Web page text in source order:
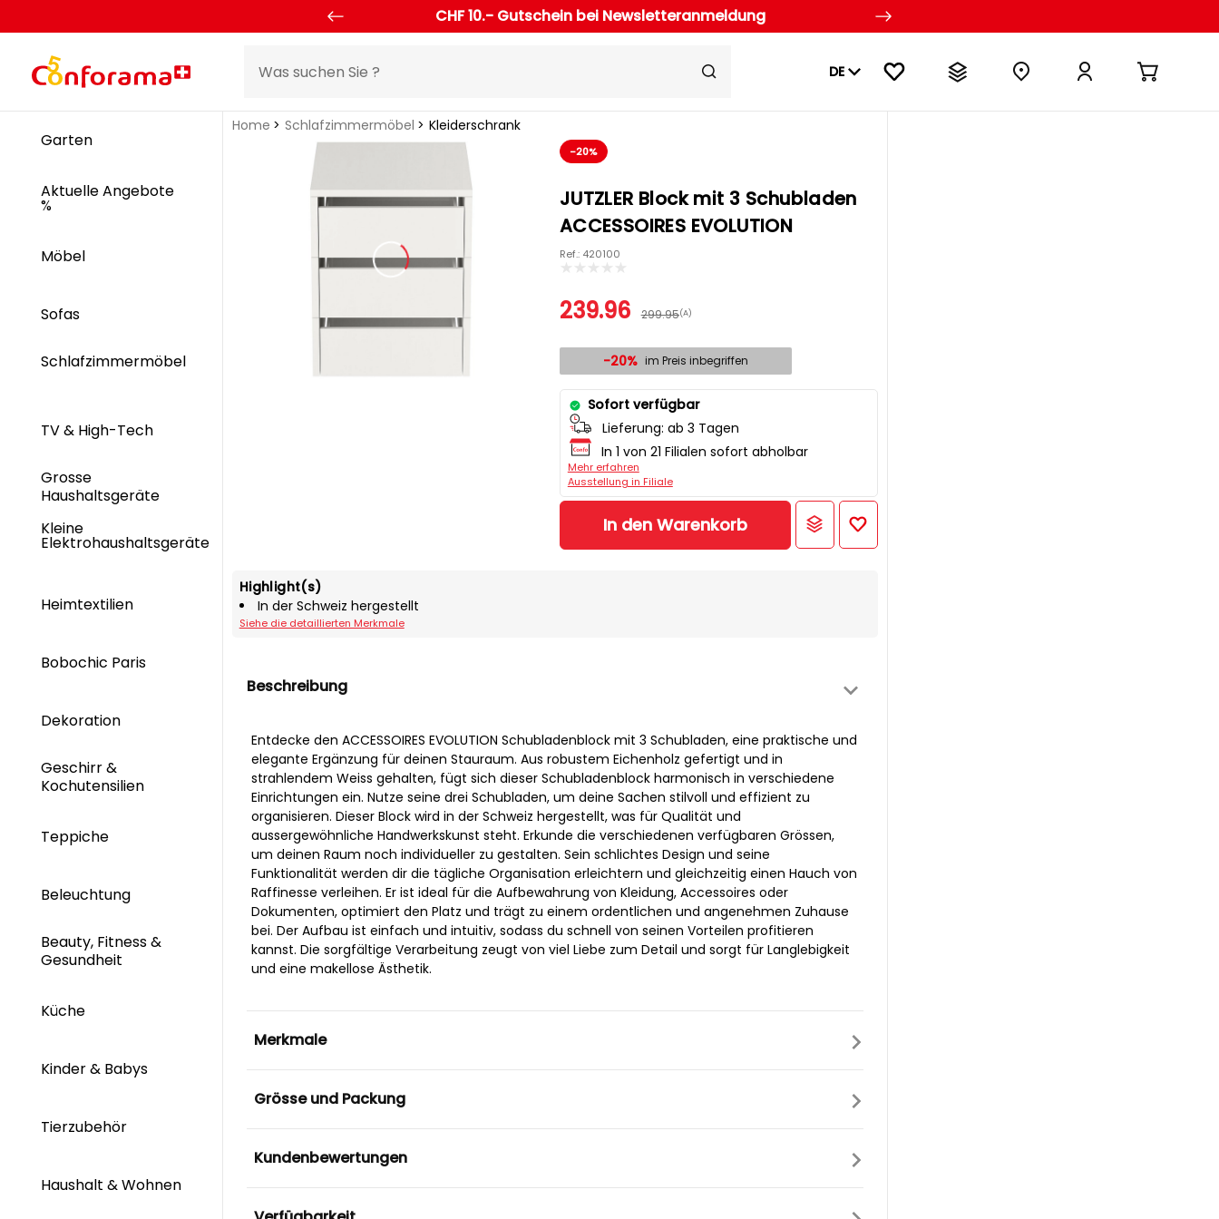
CHF 10.- Gutschein bei Newsletteranmeldung
DE
Garten
Aktuelle Angebote
%
Möbel
Sofas
Schlafzimmermöbel
TV & High-Tech
Grosse
Haushaltsgeräte
Kleine
Elektrohaushaltsgeräte
Heimtextilien
Bobochic Paris
Dekoration
Geschirr &
Kochutensilien
Teppiche
Beleuchtung
Beauty, Fitness &
Gesundheit
Küche
Kinder & Babys
Tierzubehör
Haushalt & Wohnen
Home Schlafzimmermöbel Kleiderschrank
-20%
JUTZLER Block mit 3 Schubladen
ACCESSOIRES EVOLUTION
Ref.: 420100
239.96 299.95(A)
-20% im Preis inbegriffen
Sofort verfügbar
Lieferung: ab 3 Tagen
In 1 von 21 Filialen sofort abholbar
Mehr erfahren
Ausstellung in Filiale
In den Warenkorb
Highlight(s)
In der Schweiz hergestellt
Siehe die detaillierten Merkmale
Beschreibung
Entdecke den ACCESSOIRES EVOLUTION Schubladenblock mit 3 Schubladen, eine praktische und
elegante Ergänzung für deinen Stauraum. Aus robustem Eichenholz gefertigt und in
strahlendem Weiss gehalten, fügt sich dieser Schubladenblock harmonisch in verschiedene
Einrichtungen ein. Nutze seine drei Schubladen, um deine Sachen stilvoll und effizient zu
organisieren. Dieser Block wird in der Schweiz hergestellt, was für Qualität und
aussergewöhnliche Handwerkskunst steht. Erkunde die verschiedenen verfügbaren Grössen,
um deinen Raum noch individueller zu gestalten. Sein schlichtes Design und seine
Funktionalität werden dir die tägliche Organisation erleichtern und gleichzeitig einen Hauch von
Raffinesse verleihen. Er ist ideal für die Aufbewahrung von Kleidung, Accessoires oder
Dokumenten, optimiert den Platz und trägt zu einem ordentlichen und angenehmen Zuhause
bei. Der Aufbau ist einfach und intuitiv, sodass du schnell von seinen Vorteilen profitieren
kannst. Die sorgfältige Verarbeitung zeugt von viel Liebe zum Detail und sorgt für Langlebigkeit
und eine makellose Ästhetik.
Merkmale
Grösse und Packung
Kundenbewertungen